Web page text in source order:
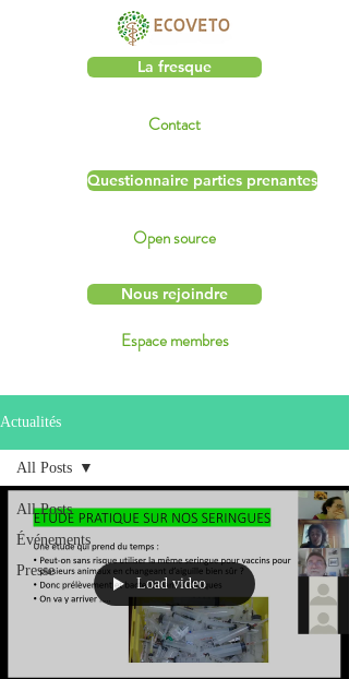
La fresque
Contact
Questionnaire parties prenantes
Open source
Nous rejoindre
Espace membres
Actualités
All Posts
Événements
Presse
All Posts
Load video